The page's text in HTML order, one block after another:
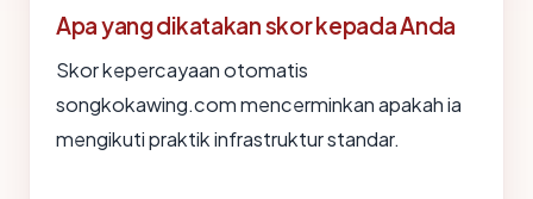
Apa yang dikatakan skor kepada Anda
Skor kepercayaan otomatis
songkokawing.com mencerminkan apakah ia
mengikuti praktik infrastruktur standar.